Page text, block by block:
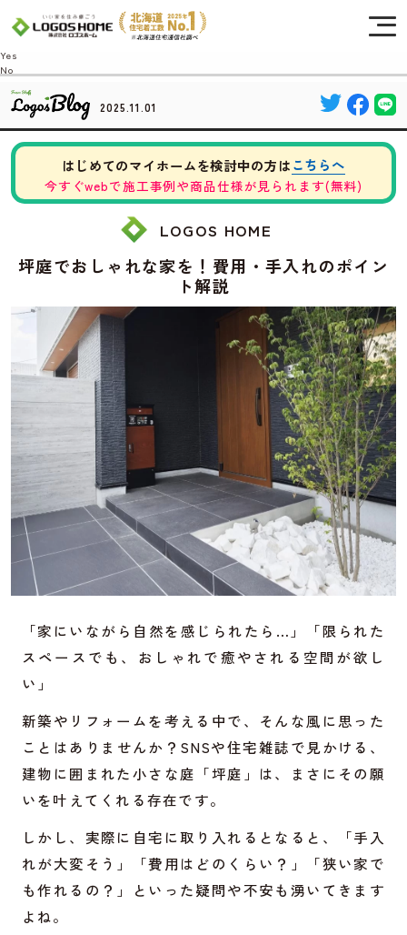
2025.11.01
はじめてのマイホームを検討中の方はこちらへ
今すぐwebで施工事例や商品仕様が見られます(無料)
LOGOS HOME
坪庭でおしゃれな家を！費用・手入れのポイン
ト解説
「家にいながら自然を感じられたら…」「限られた
スペースでも、おしゃれで癒やされる空間が欲し
い」
新築やリフォームを考える中で、そんな風に思った
ことはありませんか？SNSや住宅雑誌で見かける、
建物に囲まれた小さな庭「坪庭」は、まさにその願
いを叶えてくれる存在です。
しかし、実際に自宅に取り入れるとなると、「手入
れが大変そう」「費用はどのくらい？」「狭い家で
も作れるの？」といった疑問や不安も湧いてきます
よね。
Cookie を使用して、お客様の活動を追跡してもよろしいですか? 当社ではお客様の
プライバシーを極めて重視しています。詳細について、およびご質問がある場合
は、当社のプライバシーポリシーをご覧ください。
Yes
No